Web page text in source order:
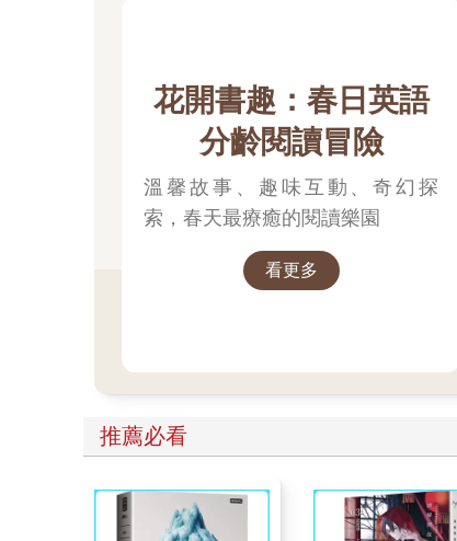
花開書趣：春日英語
分齡閱讀冒險
溫馨故事、趣味互動、奇幻探
索，春天最療癒的閱讀樂園
看更多
推薦必看